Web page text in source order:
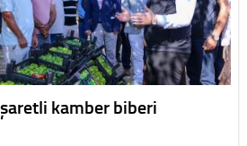
kamber biberi